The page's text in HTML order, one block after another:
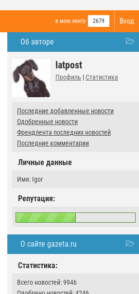
Вход
в мою ленту 2679
Об авторе
latpost
Профиль | Статистика
Последние добавленные новости
Одобренные новости
Френдлента последних новостей
Последние комментарии
Личные данные
Имя: Igor
Репутация:
О сайте gazeta.ru
Статистика:
Всего новостей: 9946